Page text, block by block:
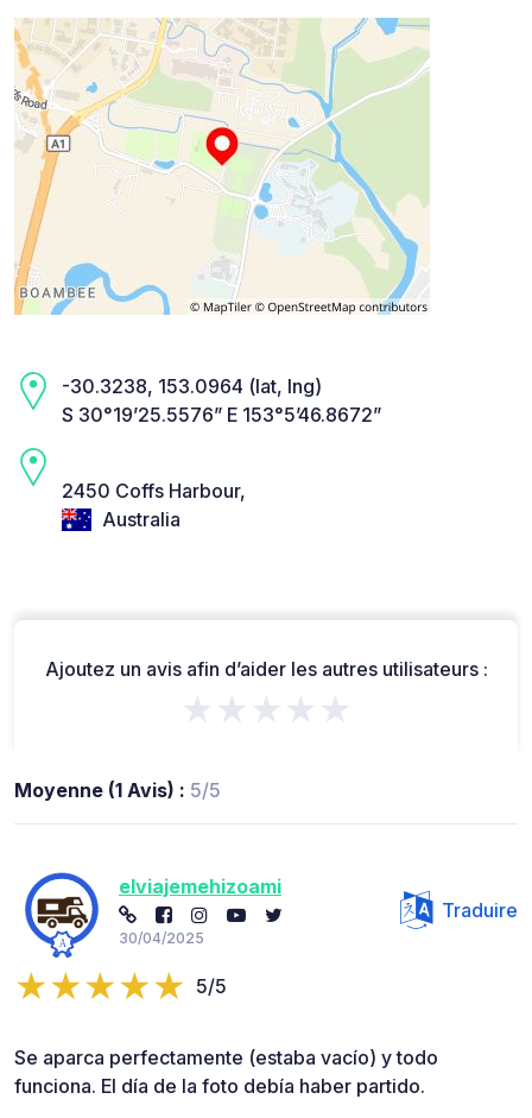
-30.3238, 153.0964 (lat, lng)
S 30°19’25.5576” E 153°5’46.8672”
2450 Coffs Harbour,
Australia
Ajoutez un avis afin d’aider les autres utilisateurs :
★★★★★
Moyenne (1 Avis) : 5/5
elviajemehizoami
30/04/2025
Traduire
5/5
Se aparca perfectamente (estaba vacío) y todo
funciona. El día de la foto debía haber partido.